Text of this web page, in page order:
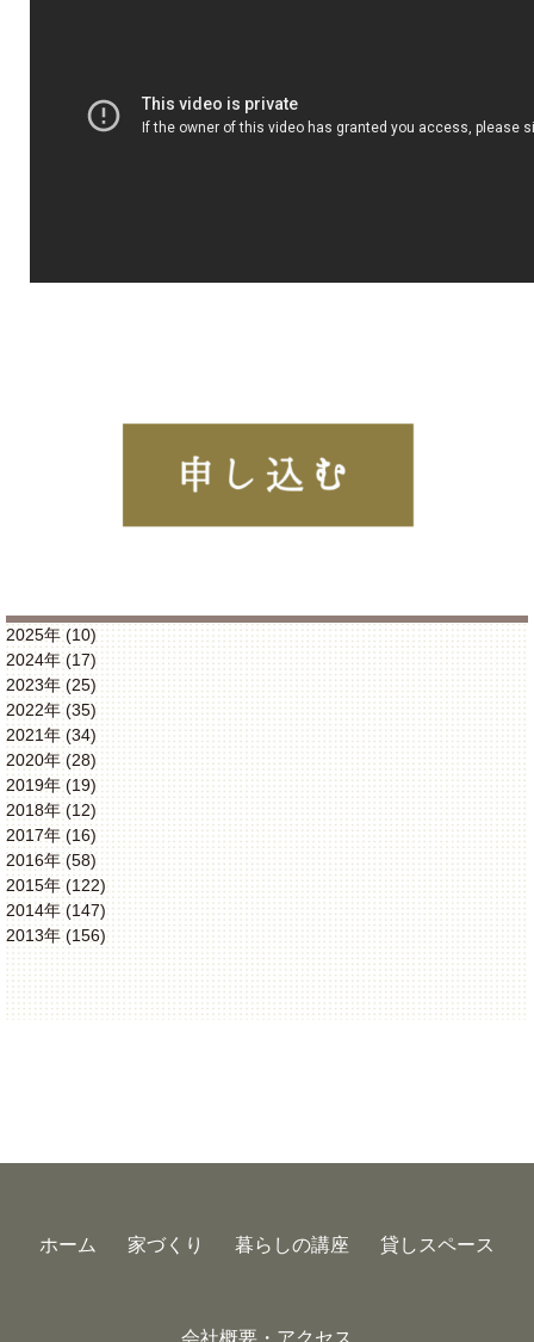
2025年 (10)
2024年 (17)
2023年 (25)
2022年 (35)
2021年 (34)
2020年 (28)
2019年 (19)
2018年 (12)
2017年 (16)
2016年 (58)
2015年 (122)
2014年 (147)
2013年 (156)
ホーム 家づくり 暮らしの講座 貸しスペース
会社概要・アクセス